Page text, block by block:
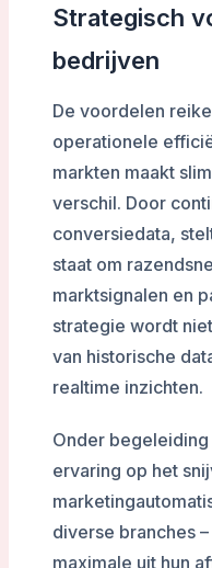
Strategisch
bedrijven
De voordelen
operationele
markten maakt
verschil. Door
conversiedata,
staat om
marktsignalen en
strategie wordt
van historische
realtime inzichten.
Onder
ervaring op het
diverse branches
maximale uit hun